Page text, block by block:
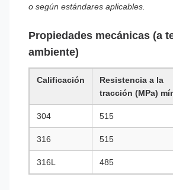
o según estándares aplicables.
Propiedades mecánicas (a
ambiente)
Calificación
Resistencia a la
tracción (MPa)
304 515
316 515
316L 485